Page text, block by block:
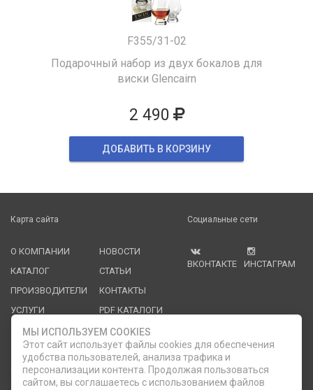
F355/31-02
Подарочный набор из двух бокалов для
виски Glencairn
2 490
ДОБАВИТЬ В КОРЗИНУ
Карта сайта
О КОМПАНИИ
КАТАЛОГ
ПРОИЗВОДИТЕЛИ
УСЛУГИ
НОВОСТИ
СТАТЬИ
КОНТАКТЫ
PDF КАТАЛОГИ
ОПЛАТА И
ДОСТАВКА
Социальные сети
ВКОНТАКТЕ ИНСТАГРАМ
Служба клиентской поддержки
МЫ ИСПОЛЬЗУЕМ COOKIES
Этот сайт использует файлы cookies для обеспечения
удобства пользователей, анализа трафика и
персонализации контента. Продолжая пользоваться
сайтом, вы соглашаетесь с использованием файлов